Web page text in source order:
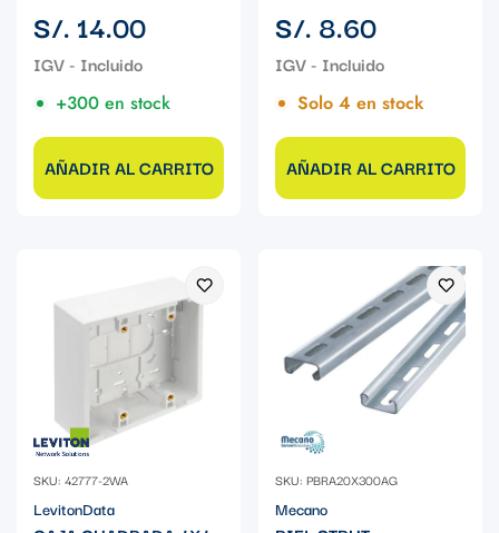
Precio
regular
S/. 14.00
+300 en stock
AÑADIR AL CARRITO
Precio
regular
S/. 8.60
Solo 4 en stock
AÑADIR AL CARRITO
SKU: 42777-2WA
LevitonData
SKU: PBRA20X300AG
Mecano